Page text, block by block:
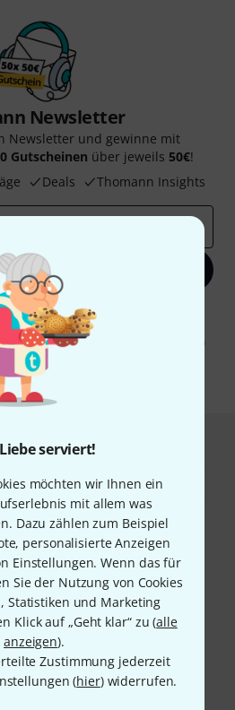
serviert!
möchten wir Ihnen ein
mit allem was
Dazu zählen zum Beispiel
personalisierte Anzeigen
Einstellungen. Wenn das für
Sie der Nutzung von Cookies
Statistiken und Marketing
Klick auf „Geht klar“ zu (alle
anzeigen).
Zustimmung jederzeit
(hier) widerrufen.
Newsletter
Newsletter und gewinne mit
Gutscheinen über jeweils 50€!
Deals Thomann Insights
anmelden
stimmen Sie dem Erhalt von E-Mail-
des E-Mail-Nutzungsverhaltens zu. Die
Weitere Informationen finden Sie in
Datenschutzhinweisen
* Pflichtfeld
und sicher per Nachnahme,
Pay,Klarna Sofort bezahlen,
Kreditkarte.